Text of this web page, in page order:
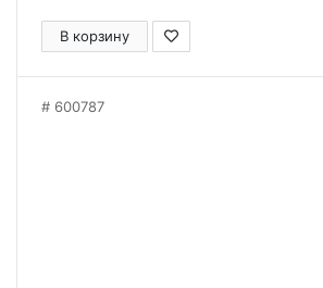
В корзину
600787